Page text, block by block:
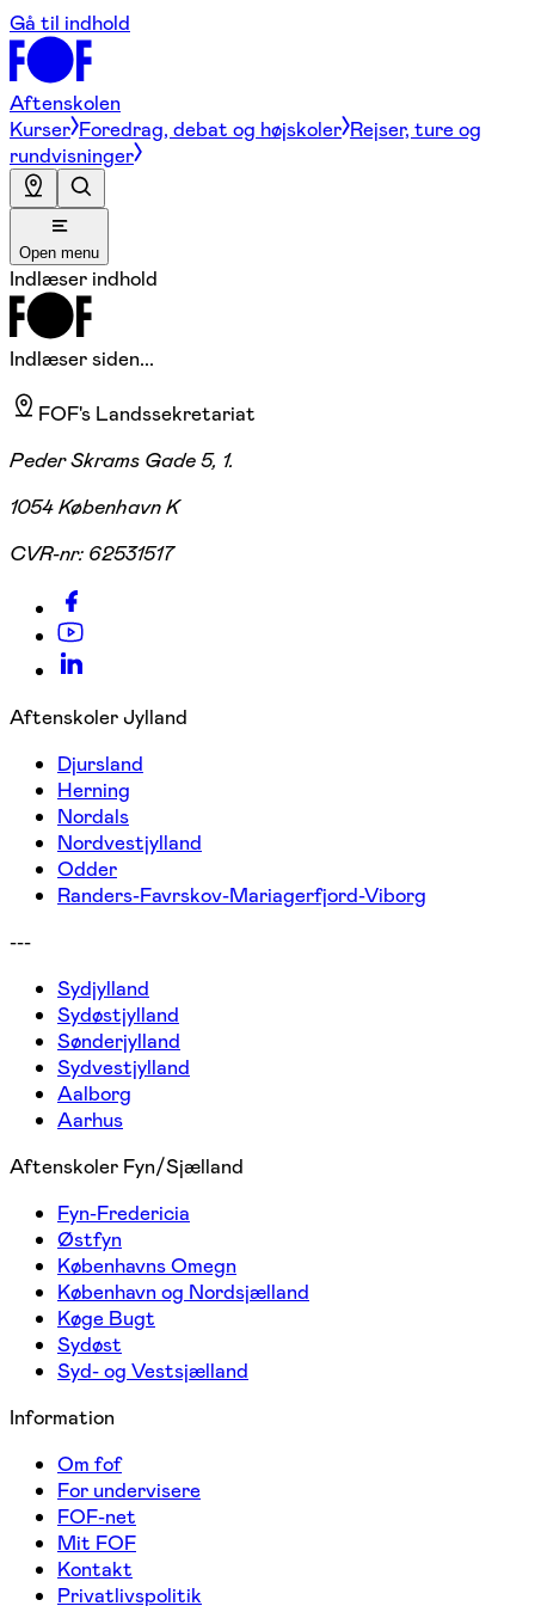
Gå til indhold
Aftenskolen
Kurser Foredrag, debat og højskoler Rejser, ture og
rundvisninger
Open menu
Indlæser indhold
Indlæser siden...
FOF's Landssekretariat
Peder Skrams Gade 5, 1.
1054 København K
CVR-nr: 62531517
Aftenskoler Jylland
Djursland
Herning
Nordals
Nordvestjylland
Odder
Randers-Favrskov-Mariagerfjord-Viborg
---
Sydjylland
Sydøstjylland
Sønderjylland
Sydvestjylland
Aalborg
Aarhus
Aftenskoler Fyn/Sjælland
Fyn-Fredericia
Østfyn
Københavns Omegn
København og Nordsjælland
Køge Bugt
Sydøst
Syd- og Vestsjælland
Information
Om fof
For undervisere
FOF-net
Mit FOF
Kontakt
Privatlivspolitik